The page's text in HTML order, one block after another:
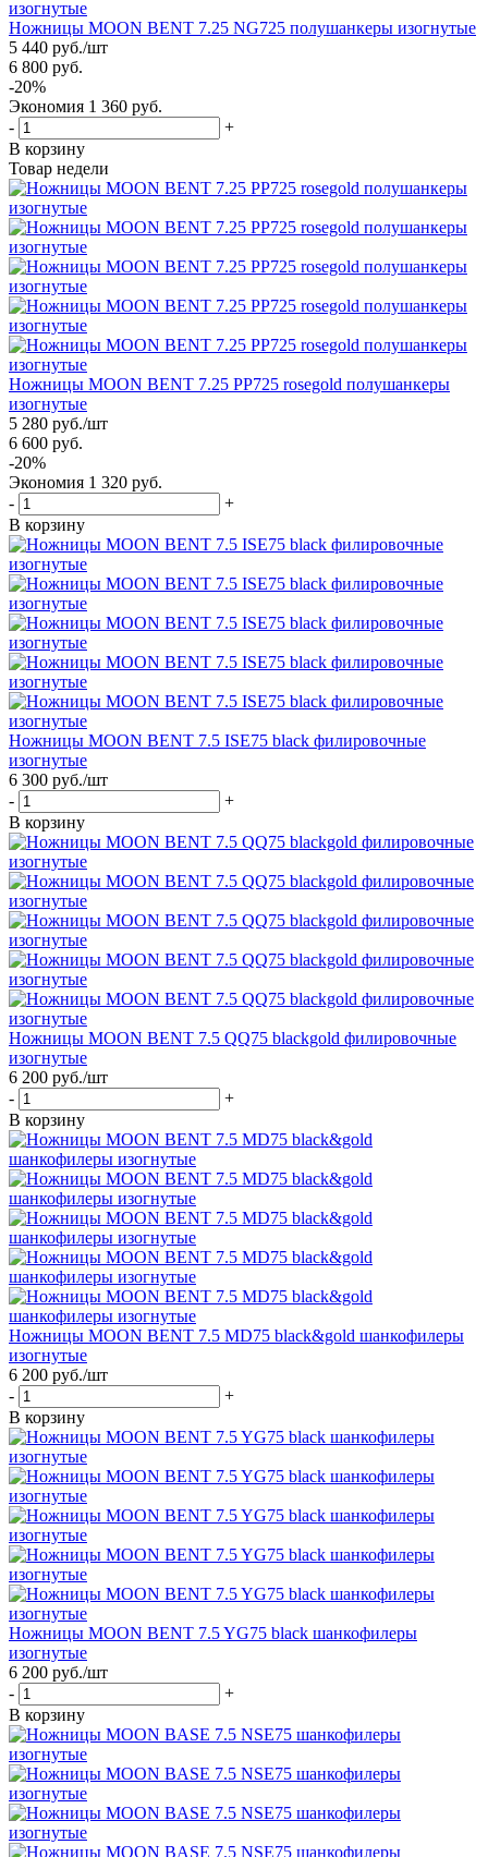
Ножницы MOON BENT 7.25 NG725 полушанкеры изогнутые
5 440 руб./шт
6 800 руб.
-20%
Экономия 1 360 руб.
-
+
В корзину
Товар недели
Ножницы MOON BENT 7.25 PP725 rosegold полушанкеры
изогнутые
5 280 руб./шт
6 600 руб.
-20%
Экономия 1 320 руб.
-
+
В корзину
Ножницы MOON BENT 7.5 ISE75 black филировочные
изогнутые
6 300 руб./шт
-
+
В корзину
Ножницы MOON BENT 7.5 QQ75 blackgold филировочные
изогнутые
6 200 руб./шт
-
+
В корзину
Ножницы MOON BENT 7.5 MD75 black&gold шанкофилеры
изогнутые
6 200 руб./шт
-
+
В корзину
Ножницы MOON BENT 7.5 YG75 black шанкофилеры
изогнутые
6 200 руб./шт
-
+
В корзину